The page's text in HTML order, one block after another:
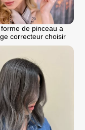
de pinceau a
correcteur choisir